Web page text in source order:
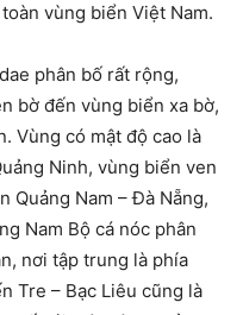
vùng biển Việt Nam.
phân bố rất rộng,
bờ đến vùng biển xa bờ,
Vùng có mật độ cao là
Ninh, vùng biển ven
Quảng Nam – Đà Nẵng,
Nam Bộ cá nóc phân
nơi tập trung là phía
Tre – Bạc Liêu cũng là